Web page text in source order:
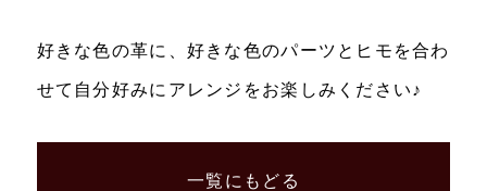
好きな色の革に、好きな色のパーツとヒモを合わ
せて自分好みにアレンジをお楽しみください♪
一覧にもどる